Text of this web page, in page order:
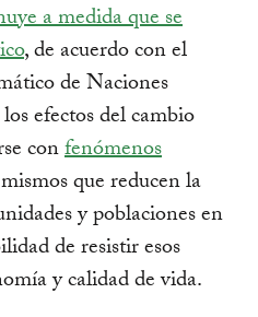
a medida que se
, de acuerdo con el
de Naciones
efectos del cambio
confenómenos
que reducen la
y poblaciones en
de resistir esos
y calidad de vida.